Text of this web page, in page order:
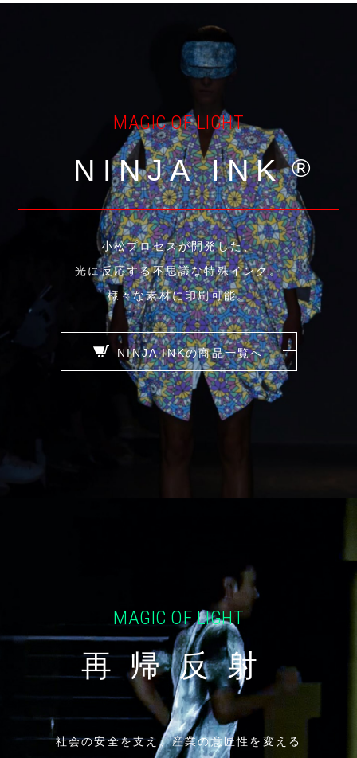
MAGIC OF LIGHT
NINJA INK
小松プロセスが開発した、
光に反応する不思議な特殊インク。
様々な素材に印刷可能。
NINJA INKの商品一覧へ
MAGIC OF LIGHT
再帰反射
社会の安全を支え、産業の意匠性を変える